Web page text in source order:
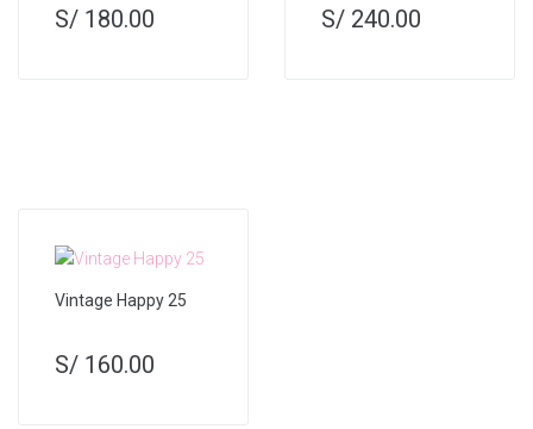
S/ 180.00 S/ 240.00
Vintage Happy 25
S/ 160.00